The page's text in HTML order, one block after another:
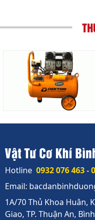
Vật Tư Cơ Khí
Hotline 0932 076 463 -
Email:
1A/70 Thủ Khoa Huân,
Giao, TP. Thuận An,